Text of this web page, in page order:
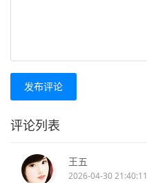
发布评论
评论列表
王五
2026-04-30 21:40:11